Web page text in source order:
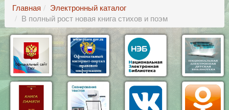
Главная
Электронный каталог
В полный рост новая книга стихов и поэм